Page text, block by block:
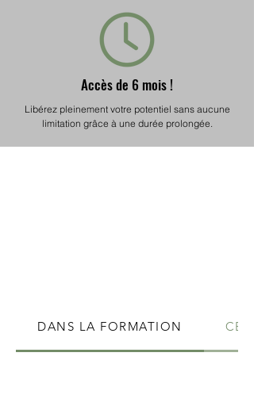
Accès de 6 mois !
Libérez pleinement votre potentiel sans aucune
limitation grâce à une durée prolongée.
DANS LA FORMATION CE